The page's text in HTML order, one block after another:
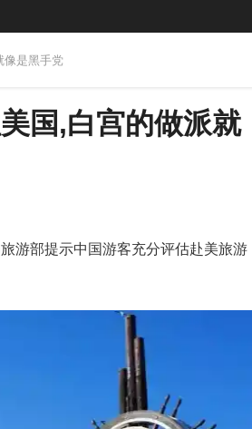
像是黑手党
国,白宫的做派就
游部提示中国游客充分评估赴美旅游